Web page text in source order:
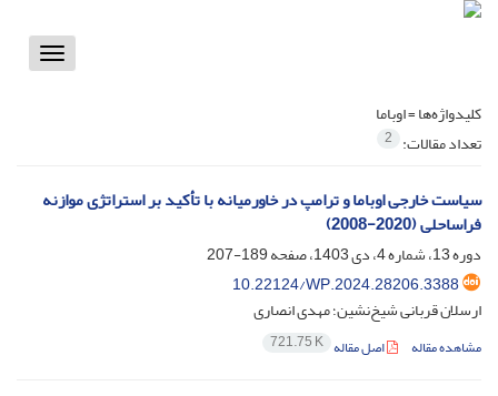
Toggle
کلیدواژه‌ها =اوباما
تعداد مقالات: 2
سیاست خارجی اوباما و ترامپ در خاورمیانه با تأکید بر استراتژی موازنه
فراساحلی (2020-2008)
دوره 13، شماره 4، دی 1403، صفحه
189-207
10.22124/WP.2024.28206.3388
ارسلان قربانی شیخ‌نشین؛ مهدی انصاری
مشاهده مقاله اصل مقاله 721.75 K